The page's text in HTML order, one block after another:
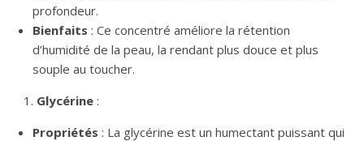
profondeur.
Bienfaits : Ce concentré améliore la rétention
d’humidité de la peau, la rendant plus douce et plus
souple au toucher.
Glycérine :
Propriétés : La glycérine est un humectant puissant qui